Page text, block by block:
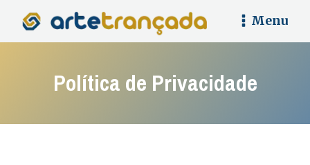
Menu
Política de Privacidade